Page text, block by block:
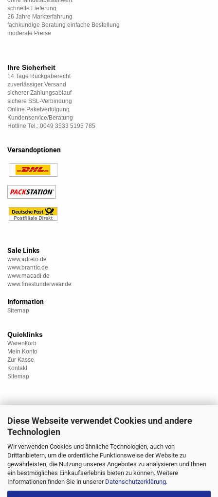
Diese Webseite verwendet Cookies und andere
Technologien
Wir verwenden Cookies und ähnliche Technologien, auch von
Drittanbietern, um die ordentliche Funktionsweise der Website zu
gewährleisten, die Nutzung unseres Angebotes zu analysieren und Ihnen
ein bestmögliches Einkaufserlebnis bieten zu können. Weitere
Informationen finden Sie in unserer Datenschutzerklärung.
schnelle Lieferung
26 Jahre Markterfahrung
fachkundige Beratung einfache Bestellung
moderate Preise
Ihre Sicherheit
14 Tage Rückgaberecht
zuverlässiger Versand
sicherer Zahlungsablauf
sichere SSL-Verbindung
Online Paketverfolgung
Kundenservice/Beratung
Hotline Tel.: 0049 3533 5195 785
Versandoptionen
Sale Links
www.adreto.de
www.brantic.de
www.macadi.de
www.finestunderwear.de
Information
Sitemap
Quicklinks
Warenkorb
Mein Konto
Zur Kasse
Kontakt
Sitemap
Kategorien
Unterwäsche
Nachtwäsche
Sportwäsche
Homewear
Bademoden
Übergrössen
Strümpfe/Socken